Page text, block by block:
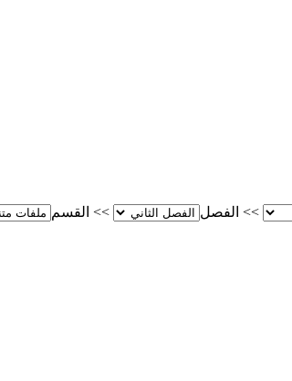
>> الفصل >> القسم